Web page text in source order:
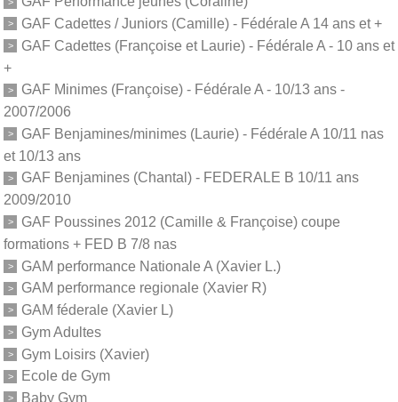
GAF Cadettes / Juniors (Camille) - Fédérale A 14 ans et +
GAF Cadettes (Françoise et Laurie) - Fédérale A - 10 ans et
+
GAF Minimes (Françoise) - Fédérale A - 10/13 ans -
2007/2006
GAF Benjamines/minimes (Laurie) - Fédérale A 10/11 nas
et 10/13 ans
GAF Benjamines (Chantal) - FEDERALE B 10/11 ans
2009/2010
GAF Poussines 2012 (Camille & Françoise) coupe
formations + FED B 7/8 nas
GAM performance Nationale A (Xavier L.)
GAM performance regionale (Xavier R)
GAM féderale (Xavier L)
Gym Adultes
Gym Loisirs (Xavier)
Ecole de Gym
Baby Gym